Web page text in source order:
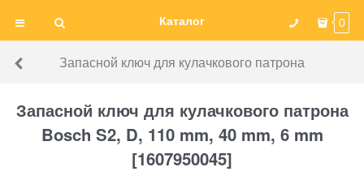
Каталог 0
Запасной ключ для кулачкового патрона
Запасной ключ для кулачкового патрона
Bosch S2, D, 110 mm, 40 mm, 6 mm
[1607950045]